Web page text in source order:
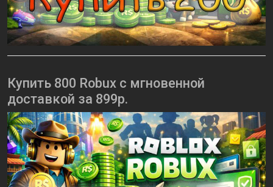
Купить 800 Robux с мгновенной
доставкой за 899р.